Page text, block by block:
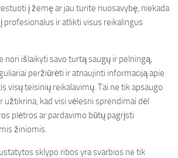
į žemę ar jau turite nuosavybę, niekada
profesionalus ir atlikti visus reikalingus
nori išlaikyti savo turtą saugų ir pelningą,
peržiūrėti ir atnaujinti informaciją apie
visų teisinių reikalavimų. Tai ne tik apsaugo
užtikrina, kad visi vėlesni sprendimai dėl
plėtros ar pardavimo būtų pagrįsti
žiniomis.
sklypo ribos yra svarbios ne tik